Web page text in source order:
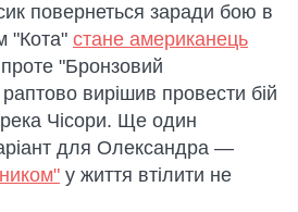
повернеться заради бою в
"Кота" стане американець
"Бронзовий
вирішив провести бій
Чісори. Ще один
для Олександра —
у життя втілити не